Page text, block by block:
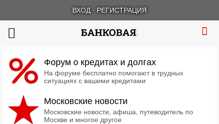
ВХОД · РЕГИСТРАЦИЯ
Форум о кредитах и долгах
На форуме бесплатно помогают в трудных
ситуациях с вашими кредитами
Московские новости
Московские новости, афиша, путеводитель по
Москве и многое другое